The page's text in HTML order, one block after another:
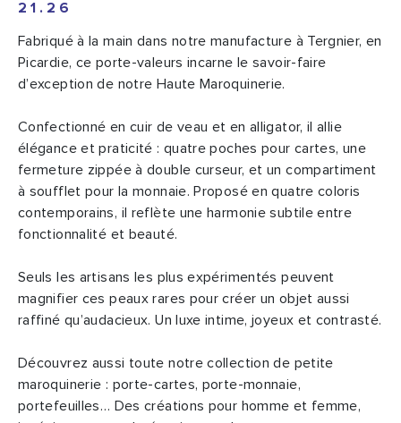
21.26
Fabriqué à la main dans notre manufacture à Tergnier, en
Picardie, ce porte-valeurs incarne le savoir-faire
d’exception de notre Haute Maroquinerie.
Confectionné en cuir de veau et en alligator, il allie
élégance et praticité : quatre poches pour cartes, une
fermeture zippée à double curseur, et un compartiment
à soufflet pour la monnaie. Proposé en quatre coloris
contemporains, il reflète une harmonie subtile entre
fonctionnalité et beauté.
Seuls les artisans les plus expérimentés peuvent
magnifier ces peaux rares pour créer un objet aussi
raffiné qu’audacieux. Un luxe intime, joyeux et contrasté.
Découvrez aussi toute notre collection de petite
maroquinerie : porte-cartes, porte-monnaie,
portefeuilles… Des créations pour homme et femme,